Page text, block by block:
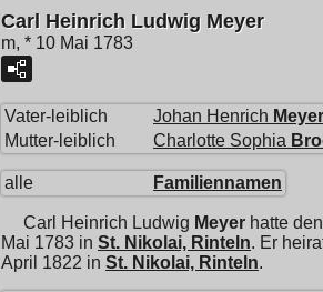
Carl Heinrich Ludwig Meyer
m, * 10 Mai 1783
Vater-leiblich Johan Henrich Meyer
Mutter-leiblich
Charlotte Sophia
alle Familiennamen
Carl Heinrich Ludwig Meyer hatte
Mai 1783 in St. Nikolai, Rinteln. Er
April 1822 in St. Nikolai, Rinteln.